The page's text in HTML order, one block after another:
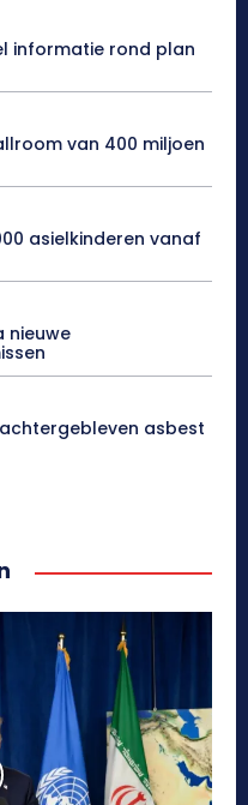
informatie rond plan
van 400 miljoen
asielkinderen vanaf
nieuwe
asbest